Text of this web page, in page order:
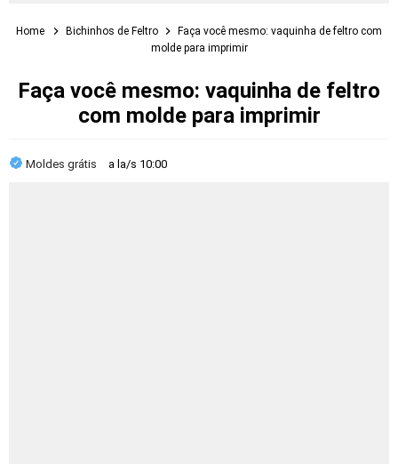
Home Bichinhos de Feltro
Faça você mesmo: vaquinha de feltro com
molde para imprimir
Faça você mesmo: vaquinha de feltro
com molde para imprimir
Moldes grátis a la/s 10:00